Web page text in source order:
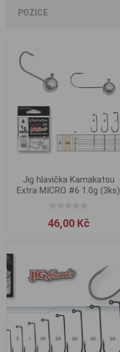
Jig hlavička Kamakatsu
Extra MICRO #6 1.0g (3ks)
46,00 Kč